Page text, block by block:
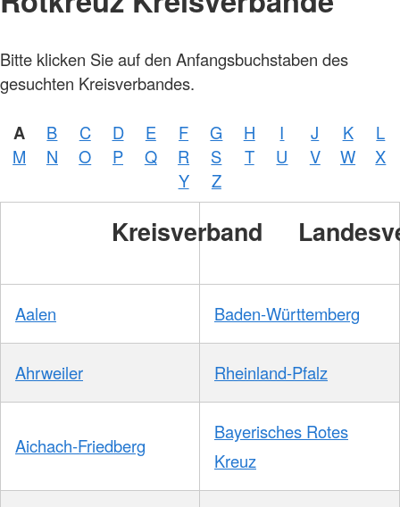
Bitte klicken Sie auf den Anfangsbuchstaben des
gesuchten Kreisverbandes.
A B C D E F G H I J K
L
M
N O P Q R S T U V W
X
Y
Z
Kreisverband
Aalen Baden-Württemberg
Ahrweiler Rheinland-Pfalz
Aichach-Friedberg
Bayerisches Rotes
Kreuz